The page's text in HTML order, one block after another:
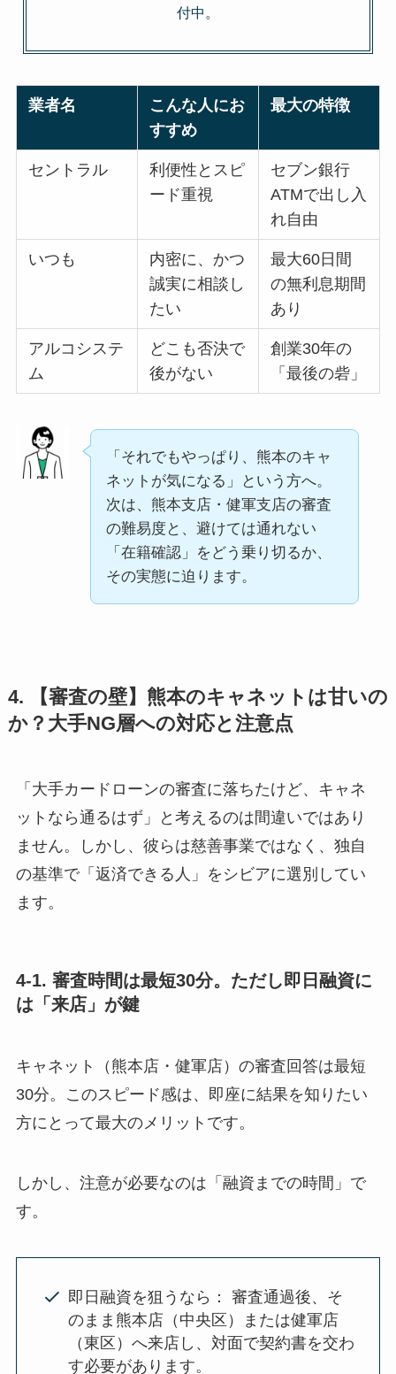
付中。
業者名
こんな人にお
すすめ
最大の特徴
セントラル
利便性とスピ
ード重視
セブン銀行
ATMで出し入
れ自由
いつも
内密に、かつ
誠実に相談し
たい
最大60日間
の無利息期間
あり
アルコシステ
ム
どこも否決で
後がない
創業30年の
「最後の砦」
「それでもやっぱり、熊本のキャ
ネットが気になる」という方へ。
次は、熊本支店・健軍支店の審査
の難易度と、避けては通れない
「在籍確認」をどう乗り切るか、
その実態に迫ります。
4. 【審査の壁】熊本のキャネットは甘いの
か？大手NG層への対応と注意点
「大手カードローンの審査に落ちたけど、キャネ
ットなら通るはず」と考えるのは間違いではあり
ません。しかし、彼らは慈善事業ではなく、独自
の基準で「返済できる人」をシビアに選別してい
ます。
4-1. 審査時間は最短30分。ただし即日融資に
は「来店」が鍵
キャネット（熊本店・健軍店）の審査回答は最短
30分。このスピード感は、即座に結果を知りたい
方にとって最大のメリットです。
しかし、注意が必要なのは「融資までの時間」で
す。
即日融資を狙うなら： 審査通過後、そ
のまま熊本店（中央区）または健軍店
（東区）へ来店し、対面で契約書を交わ
す必要があります。